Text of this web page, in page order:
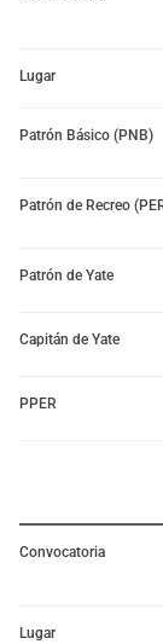
Lugar
Patrón Básico (PNB)
Patrón de Recreo
Patrón de Yate
Capitán de Yate
PPER
Convocatoria
Lugar